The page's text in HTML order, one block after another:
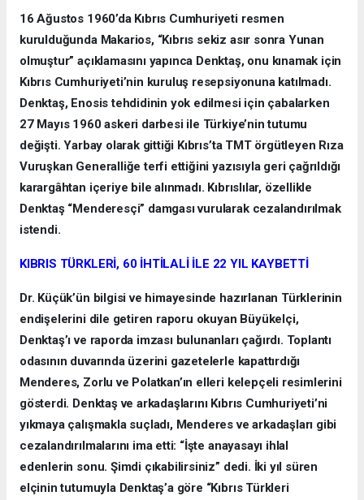
16 Ağustos 1960’da Kıbrıs Cumhuriyeti resmen
kurulduğunda Makarios, “Kıbrıs sekiz asır sonra Yunan
olmuştur” açıklamasını yapınca Denktaş, onu kınamak için
Kıbrıs Cumhuriyeti’nin kuruluş resepsiyonuna katılmadı.
Denktaş, Enosis tehdidinin yok edilmesi için çabalarken
27 Mayıs 1960 askeri darbesi ile Türkiye’nin tutumu
değişti. Yarbay olarak gittiği Kıbrıs’ta TMT örgütleyen Rıza
Vuruşkan Generalliğe terfi ettiğini yazısıyla geri çağrıldığı
karargâhtan içeriye bile alınmadı. Kıbrıslılar, özellikle
Denktaş “Menderesçi” damgası vurularak cezalandırılmak
istendi.
KIBRIS TÜRKLERİ, 60 İHTİLALİ İLE 22 YIL KAYBETTİ
Dr. Küçük’ün bilgisi ve himayesinde hazırlanan Türklerinin
endişelerini dile getiren raporu okuyan Büyükelçi,
Denktaş’ı ve raporda imzası bulunanları çağırdı. Toplantı
odasının duvarında üzerini gazetelerle kapattırdığı
Menderes, Zorlu ve Polatkan’ın elleri kelepçeli resimlerini
gösterdi. Denktaş ve arkadaşlarını Kıbrıs Cumhuriyeti’ni
yıkmaya çalışmakla suçladı, Menderes ve arkadaşları gibi
cezalandırılmalarını ima etti: “İşte anayasayı ihlal
edenlerin sonu. Şimdi çıkabilirsiniz” dedi. İki yıl süren
elçinin tutumuyla Denktaş’a göre “Kıbrıs Türkleri